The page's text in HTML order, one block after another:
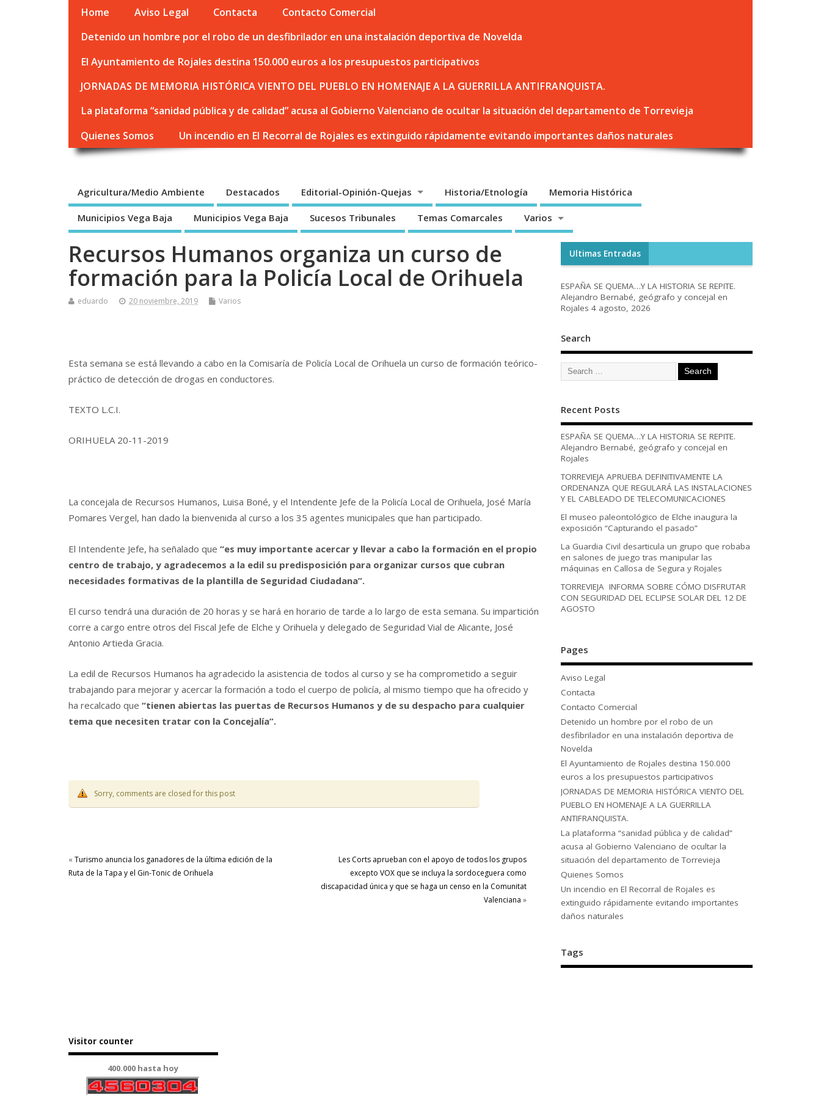
Home Aviso Legal Contacta
Contacto Comercial
Detenido un hombre por el robo de un desfibrilador en una instalación deportiva de Novelda
El Ayuntamiento de Rojales destina 150.000 euros a los presupuestos participativos
JORNADAS DE MEMORIA HISTÓRICA VIENTO DEL PUEBLO EN HOMENAJE A LA GUERRILLA ANTIFRANQUISTA.
La plataforma “sanidad pública y de calidad” acusa al Gobierno Valenciano de ocultar la situación del departamento de Torrevieja
Quienes Somos
Un incendio en El Recorral de Rojales es extinguido rápidamente evitando importantes daños naturales
Agricultura/Medio Ambiente Destacados Editorial-Opinión-Quejas Historia/Etnología Memoria Histórica
Municipios Vega Baja Municipios Vega Baja Sucesos Tribunales Temas Comarcales Varios
Recursos Humanos organiza un curso de
formación para la Policía Local de Orihuela
eduardo 20 noviembre, 2019 Varios
Esta semana se está llevando a cabo en la Comisaría de Policía Local de Orihuela un curso de formación teórico-
práctico de detección de drogas en conductores.
TEXTO L.C.I.
ORIHUELA 20-11-2019
La concejala de Recursos Humanos, Luisa Boné, y el Intendente Jefe de la Policía Local de Orihuela, José María
Pomares Vergel, han dado la bienvenida al curso a los 35 agentes municipales que han participado.
El Intendente Jefe, ha señalado que “es muy importante acercar y llevar a cabo la formación en el propio
centro de trabajo, y agradecemos a la edil su predisposición para organizar cursos que cubran
necesidades formativas de la plantilla de Seguridad Ciudadana”.
El curso tendrá una duración de 20 horas y se hará en horario de tarde a lo largo de esta semana. Su impartición
corre a cargo entre otros del Fiscal Jefe de Elche y Orihuela y delegado de Seguridad Vial de Alicante, José
Antonio Artieda Gracia.
La edil de Recursos Humanos ha agradecido la asistencia de todos al curso y se ha comprometido a seguir
trabajando para mejorar y acercar la formación a todo el cuerpo de policía, al mismo tiempo que ha ofrecido y
ha recalcado que “tienen abiertas las puertas de Recursos Humanos y de su despacho para cualquier
tema que necesiten tratar con la Concejalía”.
Sorry, comments are closed for this post
« Turismo anuncia los ganadores de la última edición de la
Ruta de la Tapa y el Gin-Tonic de Orihuela
Les Corts aprueban con el apoyo de todos los grupos
excepto VOX que se incluya la sordoceguera como
discapacidad única y que se haga un censo en la Comunitat
Valenciana »
Ultimas Entradas
ESPAÑA SE QUEMA…Y LA HISTORIA SE REPITE.
Alejandro Bernabé, geógrafo y concejal en
Rojales 4 agosto, 2026
Search
Recent Posts
ESPAÑA SE QUEMA…Y LA HISTORIA SE REPITE.
Alejandro Bernabé, geógrafo y concejal en
Rojales
TORREVIEJA APRUEBA DEFINITIVAMENTE LA
ORDENANZA QUE REGULARÁ LAS INSTALACIONES
Y EL CABLEADO DE TELECOMUNICACIONES
El museo paleontológico de Elche inaugura la
exposición “Capturando el pasado”
La Guardia Civil desarticula un grupo que robaba
en salones de juego tras manipular las
máquinas en Callosa de Segura y Rojales
TORREVIEJA INFORMA SOBRE CÓMO DISFRUTAR
CON SEGURIDAD DEL ECLIPSE SOLAR DEL 12 DE
AGOSTO
Pages
Aviso Legal
Contacta
Contacto Comercial
Detenido un hombre por el robo de un
desfibrilador en una instalación deportiva de
Novelda
El Ayuntamiento de Rojales destina 150.000
euros a los presupuestos participativos
JORNADAS DE MEMORIA HISTÓRICA VIENTO DEL
PUEBLO EN HOMENAJE A LA GUERRILLA
ANTIFRANQUISTA.
La plataforma “sanidad pública y de calidad”
acusa al Gobierno Valenciano de ocultar la
situación del departamento de Torrevieja
Quienes Somos
Un incendio en El Recorral de Rojales es
extinguido rápidamente evitando importantes
daños naturales
Tags
Visitor counter
400.000 hasta hoy